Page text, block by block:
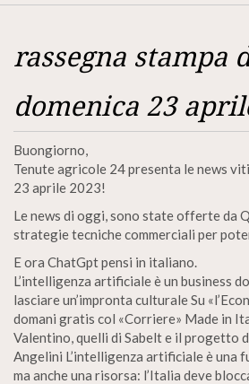
rassegna stampa
domenica 23
Buongiorno,
Tenute agricole 24 presenta le news
23 aprile 2023!
Le news di oggi, sono state offerte da
strategie tecniche commerciali per
E ora ChatGpt pensi in italiano.
L’intelligenza artificiale è un business
lasciare un’impronta culturale Su
domani gratis col «Corriere» Made in
Valentino, quelli di Sabelt e il progetto
Angelini L’intelligenza artificiale è una
ma anche una risorsa: l’Italia deve